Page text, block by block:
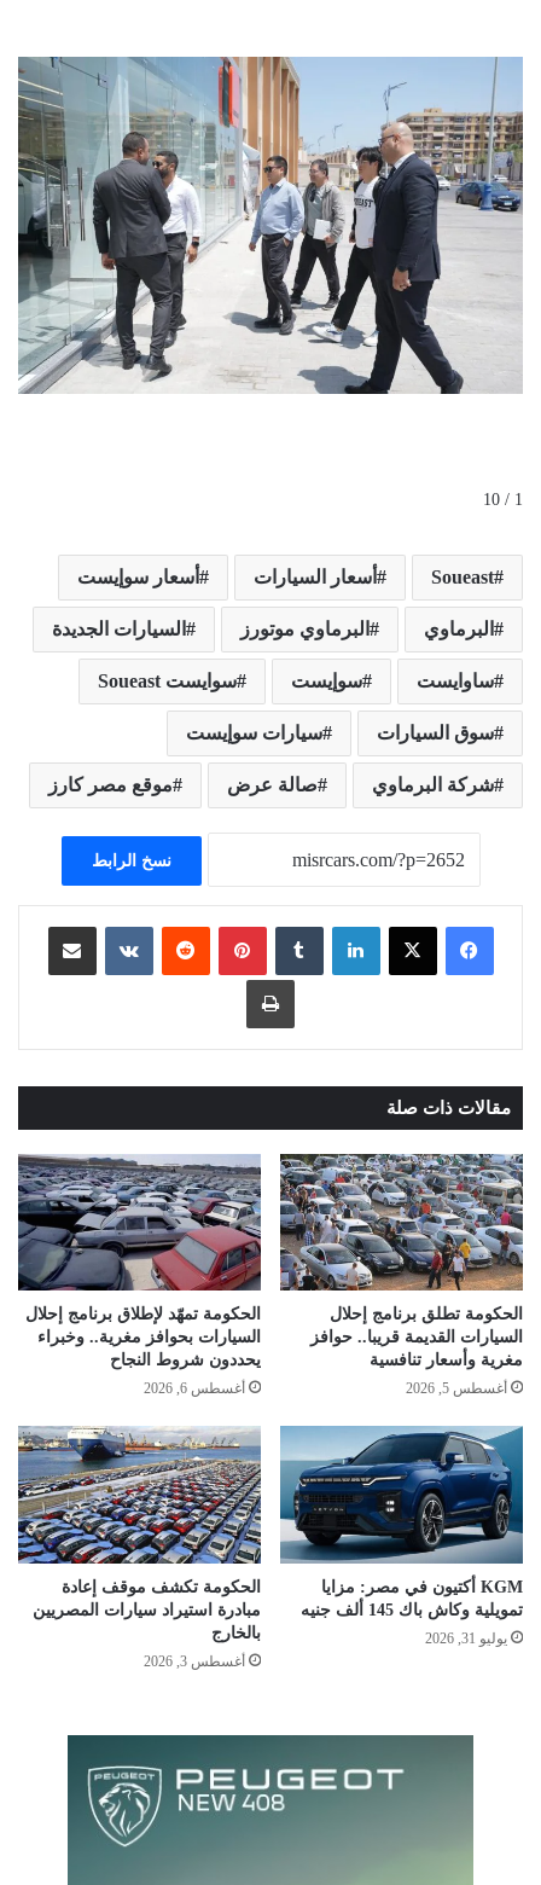
1 / 10
Soueast أسعار السيارات أسعار سوإيست
البرماوي البرماوي موتورز السيارات الجديدة
ساوايست سوإيست سوايست Soueast
سوق السيارات سيارات سوإيست
شركة البرماوي صالة عرض موقع مصر كارز
نسخ الرابط
لينكدإن ‏Tumblr بينتيريست
‏Reddit
‏VKontakte مشاركة عبر البريد
طباعة
مقالات ذات صلة
الحكومة تطلق برنامج إحلال
السيارات القديمة قريبا.. حوافز
مغرية وأسعار تنافسية
أغسطس 5, 2026
الحكومة تمهّد لإطلاق برنامج إحلال
السيارات بحوافز مغرية.. وخبراء
يحددون شروط النجاح
أغسطس 6, 2026
KGM أكتيون في مصر: مزايا
تمويلية وكاش باك 145 ألف جنيه
يوليو 31, 2026
الحكومة تكشف موقف إعادة
مبادرة استيراد سيارات المصريين
بالخارج
أغسطس 3, 2026